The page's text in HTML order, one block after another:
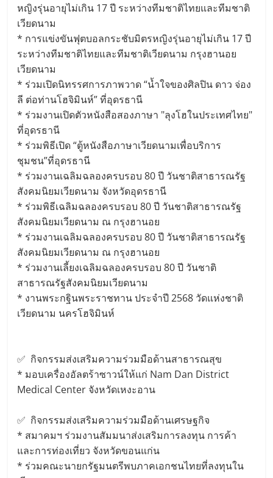
หญิงรุ่นอายุไม่เกิน 17 ปี ระหว่างทีมชาติไทยและทีมชาติ
เวียดนาม
* การแข่งขันฟุตบอลกระชับมิตรหญิงรุ่นอายุไม่เกิน 17 ปี
ระหว่างทีมชาติไทยและทีมชาติเวียดนาม กรุงฮานอย
เวียดนาม
* ร่วมเปิดนิทรรศการภาพวาด “น้ำใจของศิลปิน ดาว จ่อง
ลี ต่อท่านโฮจิมินห์” ที่อุดรธานี
* ร่วมงานเปิดตัวหนังสือสองภาษา "ลุงโฮในประเทศไทย"
ที่อุดรธานี
* ร่วมพิธีเปิด “ตู้หนังสือภาษาเวียดนามเพื่อบริการ
ชุมชน”ที่อุดรธานี
* ร่วมงานเฉลิมฉลองครบรอบ 80 ปี วันชาติสาธารณรัฐ
สังคมนิยมเวียดนาม จังหวัดอุดรธานี
* ร่วมพิธีเฉลิมฉลองครบรอบ 80 ปี วันชาติสาธารณรัฐ
สังคมนิยมเวียดนาม ณ กรุงฮานอย
* ร่วมงานเฉลิมฉลองครบรอบ 80 ปี วันชาติสาธารณรัฐ
สังคมนิยมเวียดนาม ณ กรุงฮานอย
* ร่วมงานเลี้ยงเฉลิมฉลองครบรอบ 80 ปี วันชาติ
สาธารณรัฐสังคมนิยมเวียดนาม
* งานพระกฐินพระราชทาน ประจำปี 2568 วัดแห่งชาติ
เวียดนาม นครโฮจิมินห์
✅ กิจกรรมส่งเสริมความร่วมมือด้านสาธารณสุข
* มอบเครื่องอัลตร้าซาวน์ให้แก่ Nam Dan District
Medical Center จังหวัดเหงะอาน
✅ กิจกรรมส่งเสริมความร่วมมือด้านเศรษฐกิจ
* สมาคมฯ ร่วมงานสัมมนาส่งเสริมการลงทุน การค้า
และการท่องเที่ยว จังหวัดขอนแก่น
* ร่วมคณะนายกรัฐมนตรีพบภาคเอกชนไทยที่ลงทุนใน